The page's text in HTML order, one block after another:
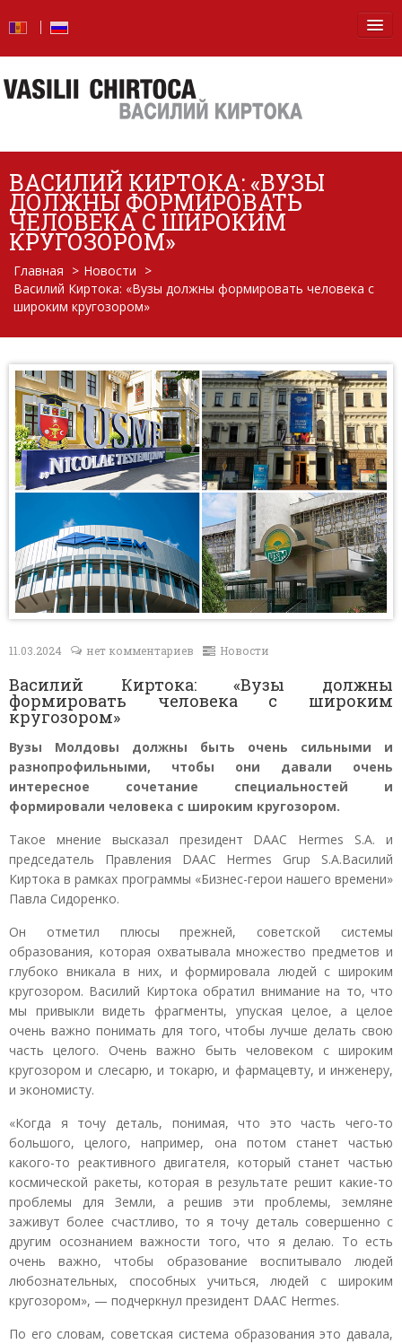
Новости
Блог
Фото
Видео
От слов — к делу
Отчет о деятельности
Обо мне
Контакты
ВАСИЛИЙ КИРТОКА: «ВУЗЫ
ДОЛЖНЫ ФОРМИРОВАТЬ
ЧЕЛОВЕКА С ШИРОКИМ
КРУГОЗОРОМ»
Главная > Новости >
Василий Киртока: «Вузы должны формировать человека с
широким кругозором»
11.03.2024 нет комментариев Новости
Василий Киртока: «Вузы должны
формировать человека с широким
кругозором»
Вузы Молдовы должны быть очень сильными и
разнопрофильными, чтобы они давали очень
интересное сочетание специальностей и
формировали человека с широким кругозором.
Такое мнение высказал президент DAAC Hermes S.A. и
председатель Правления DAAC Hermes Grup S.A.Василий
Киртока в рамках программы «Бизнес-герои нашего времени»
Павла Сидоренко.
Он отметил плюсы прежней, советской системы
образования, которая охватывала множество предметов и
глубоко вникала в них, и формировала людей с широким
кругозором. Василий Киртока обратил внимание на то, что
мы привыкли видеть фрагменты, упуская целое, а целое
очень важно понимать для того, чтобы лучше делать свою
часть целого. Очень важно быть человеком с широким
кругозором и слесарю, и токарю, и фармацевту, и инженеру,
и экономисту.
«Когда я точу деталь, понимая, что это часть чего-то
большого, целого, например, она потом станет частью
какого-то реактивного двигателя, который станет частью
космической ракеты, которая в результате решит какие-то
проблемы для Земли, а решив эти проблемы, земляне
заживут более счастливо, то я точу деталь совершенно с
другим осознанием важности того, что я делаю. То есть
очень важно, чтобы образование воспитывало людей
любознательных, способных учиться, людей с широким
кругозором», — подчеркнул президент DAAC Hermes.
По его словам, советская система образования это давала,